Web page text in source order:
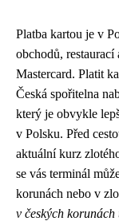
Platba kartou je v
obchodů,
Mastercard. Platit
Česká spořitelna
který je obvykle
v Polsku. Před
aktuální kurz
se vás terminál
korunách nebo v
v českých